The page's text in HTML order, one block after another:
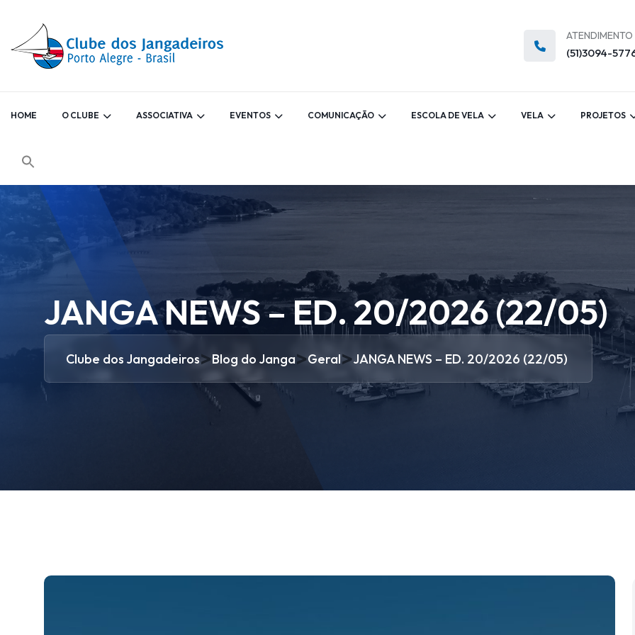
ATENDIMENTO
(51)3094-
HOME O CLUBE ASSOCIATIVA EVENTOS COMUNICAÇÃO ESCOLA DE VELA VELA PROJETOS
JANGA NEWS – ED. 20/2026 (22/05)
Clube dos Jangadeiros>Blog do Janga>Geral>JANGA NEWS – ED. 20/2026 (22/05)